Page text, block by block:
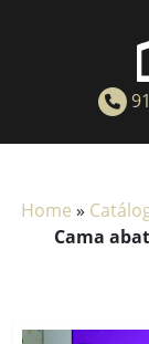
Home »
Cama